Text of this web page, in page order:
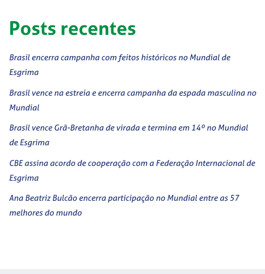
Posts recentes
Brasil encerra campanha com feitos históricos no Mundial de
Esgrima
Brasil vence na estreia e encerra campanha da espada masculina no
Mundial
Brasil vence Grã-Bretanha de virada e termina em 14º no Mundial
de Esgrima
CBE assina acordo de cooperação com a Federação Internacional de
Esgrima
Ana Beatriz Bulcão encerra participação no Mundial entre as 57
melhores do mundo